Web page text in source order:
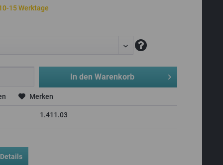
15 Werktage
In den Warenkorb
Merken
1.411.03